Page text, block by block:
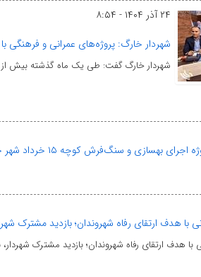
۲۴ آذر ۱۴۰۴ - ۸:۵۴
شهردار خارگ: پروژه‌های عمرانی و فرهنگی
شهردار خارگ گفت: طی یک ماه گذشته بیش از ۲۰ پروژه عمرانی و خدمات شهری در خارگ آغاز و پیگیری شده و برن
بهسازی و سنگ‌فرش کوچه ۱۵ خرداد شهر خارگ
با هدف ارتقای رفاه شهروندان؛ بازدید مشترک
با هدف ارتقای رفاه شهروندان؛ بازدید مشترک